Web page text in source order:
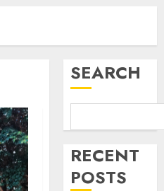
SEARCH
RECENT
POSTS